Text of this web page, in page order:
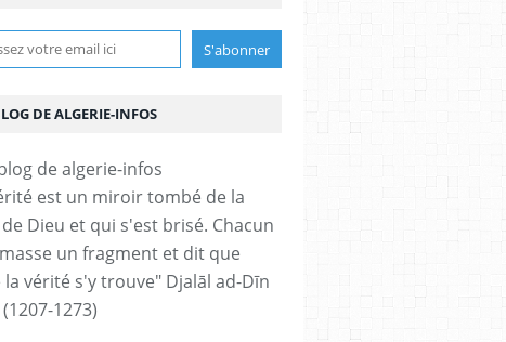
DE ALGERIE-INFOS
est un miroir tombé de la
Dieu et qui s'est brisé. Chacun
un fragment et dit que
vérité s'y trouve" Djalāl ad-Dīn
1273)